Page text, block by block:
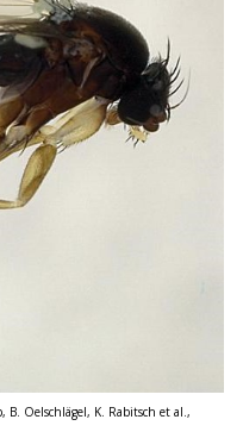
Oelschlägel, K. Rabitsch et al.,